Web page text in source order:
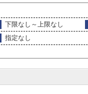
下限なし～上限なし
指定なし